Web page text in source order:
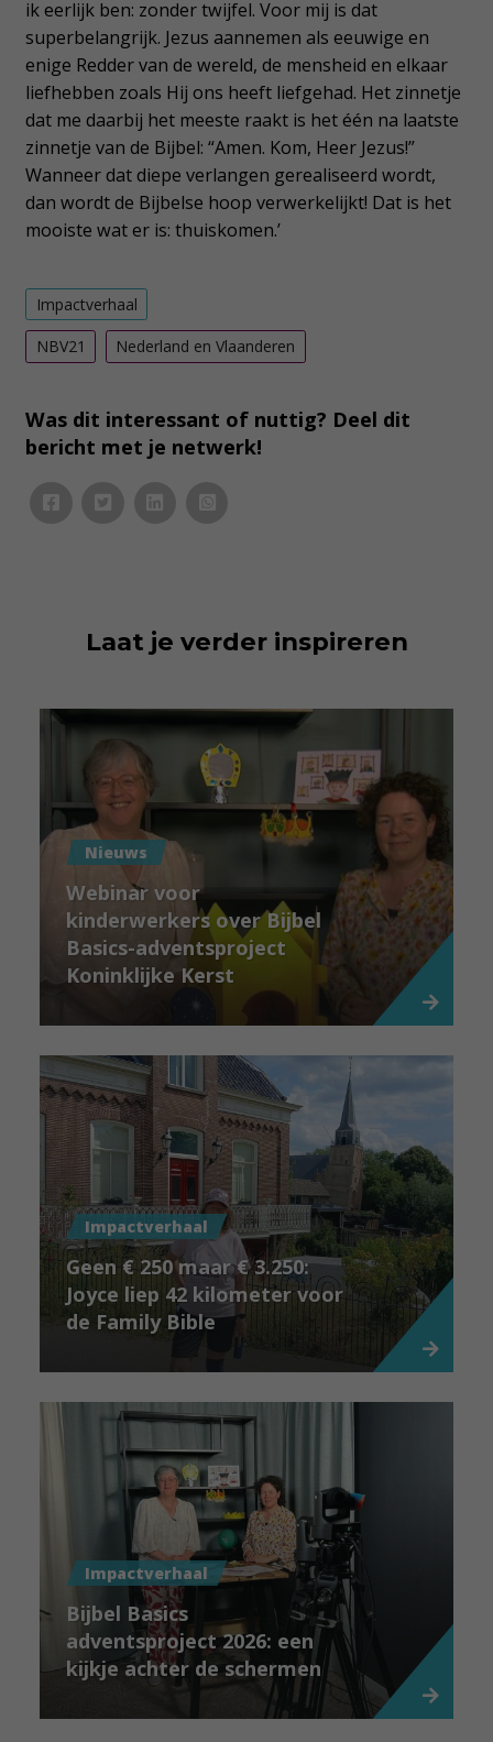
ik eerlijk ben: zonder twijfel. Voor mij is dat
superbelangrijk. Jezus aannemen als eeuwige en
enige Redder van de wereld, de mensheid en elkaar
liefhebben zoals Hij ons heeft liefgehad. Het zinnetje
dat me daarbij het meeste raakt is het één na laatste
zinnetje van de Bijbel: “Amen. Kom, Heer Jezus!”
Wanneer dat diepe verlangen gerealiseerd wordt,
dan wordt de Bijbelse hoop verwerkelijkt! Dat is het
mooiste wat er is: thuiskomen.’
Impactverhaal
NBV21 Nederland en Vlaanderen
Was dit interessant of nuttig? Deel dit
bericht met je netwerk!
Laat je verder inspireren
Nieuws
Webinar voor
kinderwerkers over Bijbel
Basics-adventsproject
Koninklijke Kerst
Impactverhaal
Geen € 250 maar € 3.250:
Joyce liep 42 kilometer voor
de Family Bible
Impactverhaal
Bijbel Basics
adventsproject 2026: een
kijkje achter de schermen